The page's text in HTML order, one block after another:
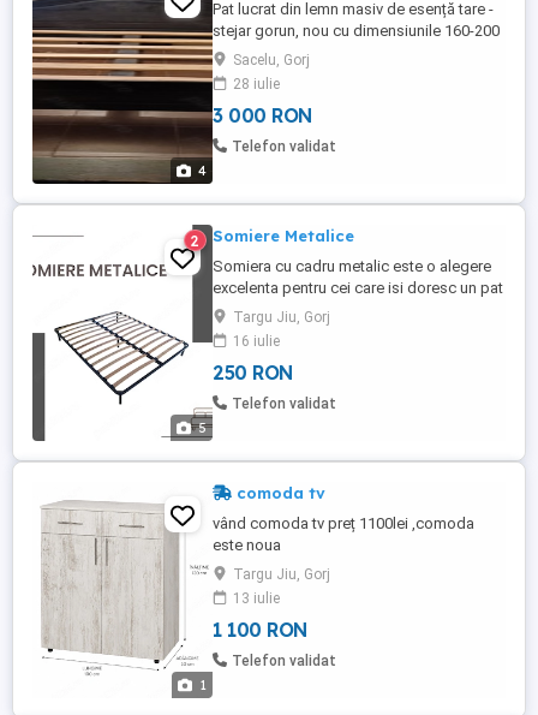
4
Pat lucrat din lemn masiv de esență tare -
stejar gorun, nou cu dimensiunile 160-200
cm, înălțime marginea capului 102 cm,
marginea la picioare 47 cm, tel
Sacelu, Gorj
28 iulie
3 000 RON
Telefon validat
5
2 Somiere Metalice
Somiera cu cadru metalic este o alegere
excelenta pentru cei care isi doresc un pat
durabil, confortabil si usor de montat.
Structura este realizata din teava metalica
patrata de 30 30 2 mm, iar lamelele sunt
fabricate din lemn stratificat de fag, un
material apreciat pentru elasticitatea si
Targu Jiu, Gorj
16 iulie
250 RON
Telefon validat
1
comoda tv
vând comoda tv preț 1100lei ,comoda
este noua
Targu Jiu, Gorj
13 iulie
1 100 RON
Telefon validat